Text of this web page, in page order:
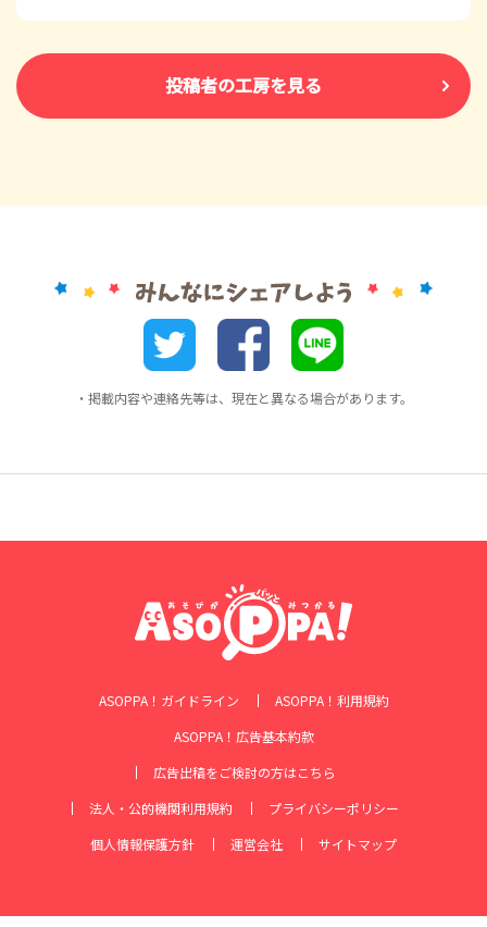
投稿者の工房を見る
・掲載内容や連絡先等は、現在と異なる場合があります。
ASOPPA！ガイドライン
ASOPPA！利用規約
ASOPPA！広告基本約款
広告出稿をご検討の方はこちら
法人・公的機関利用規約
プライバシーポリシー
個人情報保護方針
運営会社 サイトマップ